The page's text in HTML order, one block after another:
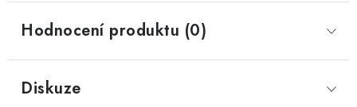
Hodnocení produktu (0)
Diskuze